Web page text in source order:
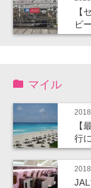
【
ビ
マイル
【
行